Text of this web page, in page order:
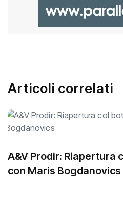
Articoli correlati
A&V Prodir: Riapertura
con Maris Bogdanovics